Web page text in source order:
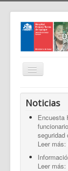
Cambiar
navegación
Home
Noticias
Trabaja
Contáctenos
Noticias
Encuesta
seguridad
Leer
Leer